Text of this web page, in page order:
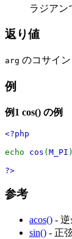
ラジアン
返り値
arg のコサイン
例
例1 cos() の例
<?php
echo cos (M_PI
?>
参考
acos() - 逆
sin() - 正